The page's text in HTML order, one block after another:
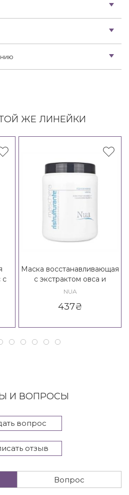
ЖЕ ЛИНЕЙКИ
с
Маска восстанавливающая
с экстрактом овса и
семенами льна Nua
NUA
437₴
И ВОПРОСЫ
вопрос
отзыв
Вопрос